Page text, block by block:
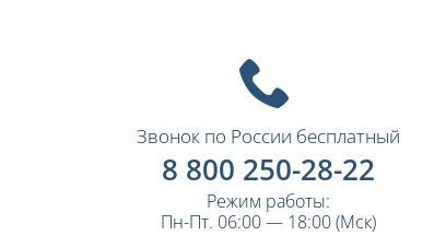
Звонок по России бесплатный
8 800 250-28-22
Режим работы:
Пн-Пт. 06:00 — 18:00 (Мск)